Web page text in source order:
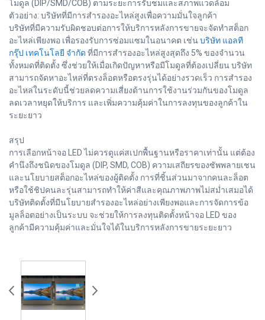
โมดูล (DIP/SMD/COB) ตามระยะการรับชมและสภาพแวดล้อม
ตัวอย่าง: บริษัทที่มีการสำรองอะไหล่สูงเพื่อความมั่นใจลูกค้า
บริษัทที่มีความรับผิดชอบต่อการให้บริการหลังการขายจะจัดทำสต็อก
อะไหล่เพียงพอ เพื่อรองรับการซ่อมแซมในอนาคต เช่น บริษัท แอลที
กรุ๊ป เทคโนโลยี จำกัด ที่มีการสำรองอะไหล่สูงสุดถึง 5% ของจำนวน
ทั้งหมดที่ติดตั้ง ซึ่งช่วยให้เมื่อเกิดปัญหาหรือมีโมดูลที่ต้องเปลี่ยน บริษัท
สามารถจัดหาอะไหล่ที่ตรงล็อตหรือตรงรุ่นได้อย่างรวดเร็ว การสำรอง
อะไหล่ในระดับนี้ช่วยลดความเสี่ยงด้านการใช้งานร่วมกันของโมดูล
ลดเวลาหยุดให้บริการ และเพิ่มความคุ้มค่าในการลงทุนของลูกค้าใน
ระยะยาว
สรุป
การเลือกหน้าจอ LED ไม่ควรดูแค่สเปกพื้นฐานหรือราคาเท่านั้น แต่ต้อง
คำนึงถึงชนิดของโมดูล (DIP, SMD, COB) ความเสถียรของซัพพลายเชน
และนโยบายสต็อกอะไหล่ของผู้ติดตั้ง การที่ชิ้นส่วนมาจากคนละล็อต
หรือใช้ชิปคนละรุ่นสามารถทำให้ค่าสีและคุณภาพภาพไม่สม่ำเสมอได้
บริษัทติดตั้งที่มีนโยบายสำรองอะไหล่อย่างเพียงพอและการจัดการข้อ
มูลล็อตอย่างเป็นระบบ จะช่วยให้การลงทุนติดตั้งหน้าจอ LED ของ
ลูกค้ามีความคุ้มค่าและมั่นใจได้ในบริการหลังการขายระยะยาว